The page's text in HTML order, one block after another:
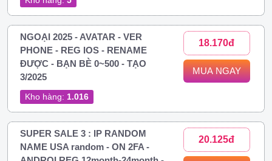
NGOẠI 2025 - AVATAR - VER
PHONE - REG IOS - RENAME
ĐƯỢC - BẠN BÈ 0~500 - TẠO
3/2025
Kho hàng: 1.016
18.170đ
MUA NGAY
SUPER SALE 3 : IP RANDOM
NAME USA random - ON 2FA -
20.125đ